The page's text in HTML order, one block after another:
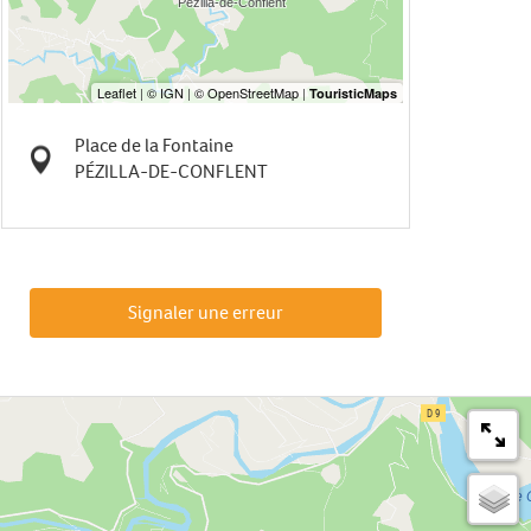
Place de la Fontaine
PÉZILLA-DE-CONFLENT
Signaler une erreur